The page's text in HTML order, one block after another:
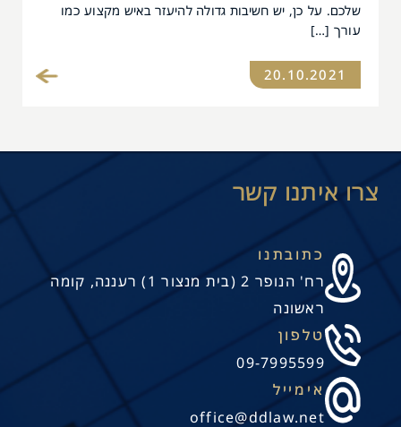
שלכם. על כן, יש חשיבות גדולה להיעזר באיש מקצוע כמו
עורך […]
20.10.2021
כתובתנו
רח' הנופר 2 (בית מנצור 1) רעננה, קומה
ראשונה
טלפון
09-7995599
אימייל
office@ddlaw.net